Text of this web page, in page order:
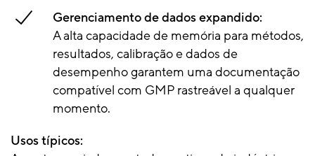
Gerenciamento de dados expandido:
A alta capacidade de memória para métodos,
resultados, calibração e dados de
desempenho garantem uma documentação
compatível com GMP rastreável a qualquer
momento.
Usos típicos: